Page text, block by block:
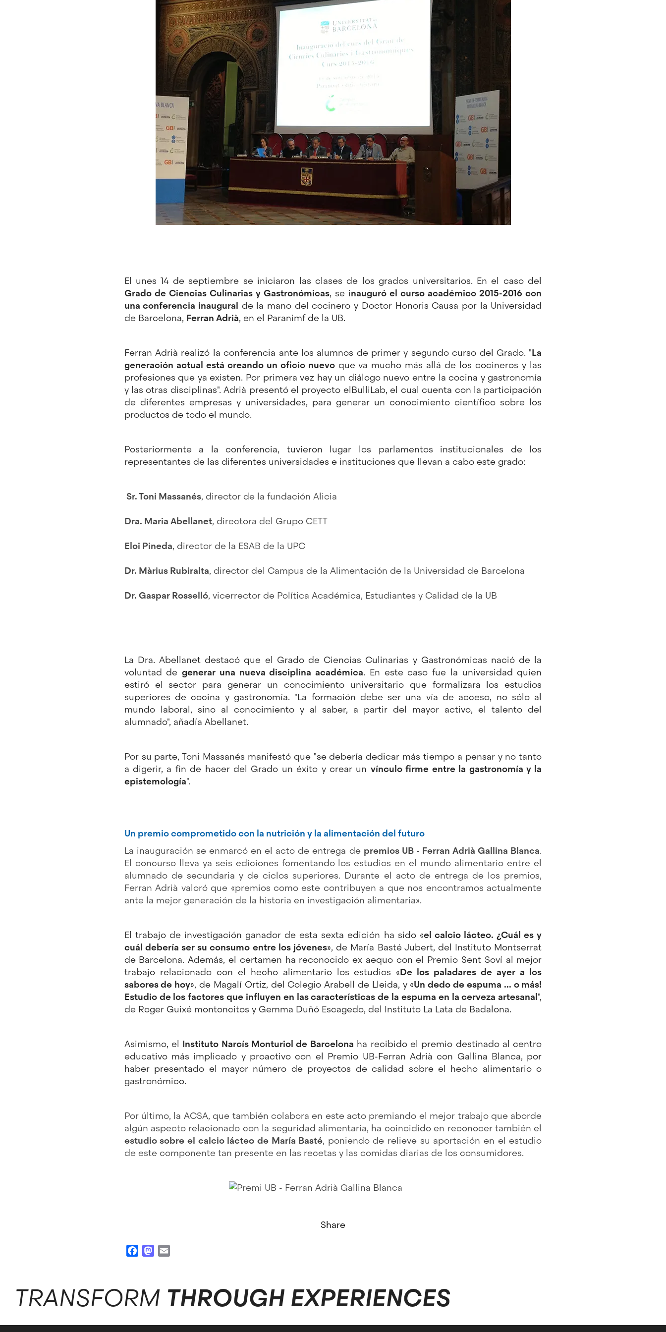
El unes 14 de septiembre se iniciaron las clases de los grados universitarios. En el caso del
Grado de Ciencias Culinarias y Gastronómicas, se inauguró el curso académico 2015-2016 con
una conferencia inaugural de la mano del cocinero y Doctor Honoris Causa por la Universidad
de Barcelona, Ferran Adrià, en el Paranimf de la UB.
Ferran Adrià realizó la conferencia ante los alumnos de primer y segundo curso del Grado. "La
generación actual está creando un oficio nuevoque va mucho más allá de los cocineros y las
profesiones que ya existen. Por primera vez hay un diálogo nuevo entre la cocina y gastronomía
y las otras disciplinas". Adrià presentó el proyecto elBulliLab, el cual cuenta con la participación
de diferentes empresas y universidades, para generar un conocimiento científico sobre los
productos de todo el mundo.
Posteriormente a la conferencia, tuvieron lugar los parlamentos institucionales de los
representantes de las diferentes universidades e instituciones que llevan a cabo este grado:
Sr. Toni Massanés, director de la fundación Alicia
Dra. Maria Abellanet, directora del Grupo CETT
Eloi Pineda, director de la ESAB de la UPC
Dr. Màrius Rubiralta, director del Campus de la Alimentación de la Universidad de Barcelona
Dr. Gaspar Rosselló, vicerrector de Política Académica, Estudiantes y Calidad de la UB
La Dra. Abellanet destacó que el Grado de Ciencias Culinarias y Gastronómicas nació de la
voluntad degenerar una nueva disciplina académica. En este caso fue la universidad quien
estiró el sector para generar un conocimiento universitario que formalizara los estudios
superiores de cocina y gastronomía. "La formación debe ser una vía de acceso, no sólo al
mundo laboral, sino al conocimiento y al saber, a partir del mayor activo, el talento del
alumnado", añadía Abellanet.
Por su parte, Toni Massanés manifestó que "se debería dedicar más tiempo a pensar y no tanto
a digerir, a fin de hacer del Grado un éxito y crear un vínculo firme entre la gastronomía y la
epistemología".
Un premio comprometido con la nutrición y la alimentación del futuro
La inauguración se enmarcó en el acto de entrega de premios UB - Ferran Adrià Gallina Blanca.
El concurso lleva ya seis ediciones fomentando los estudios en el mundo alimentario entre el
alumnado de secundaria y de ciclos superiores. Durante el acto de entrega de los premios,
Ferran Adrià valoró que «premios como este contribuyen a que nos encontramos actualmente
ante la mejor generación de la historia en investigación alimentaria».
El trabajo de investigación ganador de esta sexta edición ha sido «el calcio lácteo. ¿Cuál es y
cuál debería ser su consumo entre los jóvenes», de María Basté Jubert, del Instituto Montserrat
de Barcelona. Además, el certamen ha reconocido ex aequo con el Premio Sent Soví al mejor
trabajo relacionado con el hecho alimentario los estudios «De los paladares de ayer a los
sabores de hoy», de Magalí Ortiz, del Colegio Arabell de Lleida, y «Un dedo de espuma ... o más!
Estudio de los factores que influyen en las características de la espuma en la cerveza artesanal",
de Roger Guixé montoncitos y Gemma Duñó Escagedo, del Instituto La Lata de Badalona.
Asimismo, el Instituto Narcís Monturiol de Barcelona ha recibido el premio destinado al centro
educativo más implicado y proactivo con el Premio UB-Ferran Adrià con Gallina Blanca, por
haber presentado el mayor número de proyectos de calidad sobre el hecho alimentario o
gastronómico.
Por último, la ACSA, que también colabora en este acto premiando el mejor trabajo que aborde
algún aspecto relacionado con la seguridad alimentaria, ha coincidido en reconocer también el
estudio sobre el calcio lácteo de María Basté, poniendo de relieve su aportación en el estudio
de este componente tan presente en las recetas y las comidas diarias de los consumidores.
Share
FacebookMastodon
TRANSFORM THROUGH EXPERIENCES